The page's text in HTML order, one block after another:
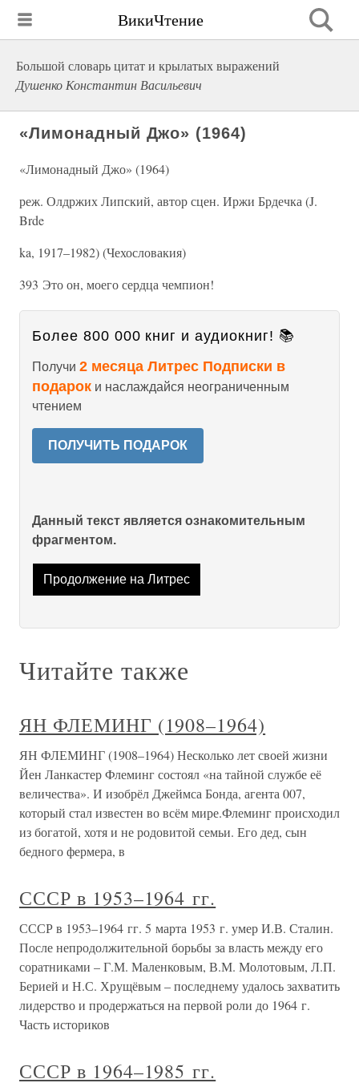
ВикиЧтение
Большой словарь цитат и крылатых выражений
Душенко Константин Васильевич
«Лимонадный Джо» (1964)
«Лимонадный Джо» (1964)
реж. Олдржих Липский, автор сцен. Иржи Брдечка (J.
Brde
ka, 1917–1982) (Чехословакия)
393 Это он, моего сердца чемпион!
Более 800 000 книг и аудиокниг! 📚
Получи 2 месяца Литрес Подписки в
подарок и наслаждайся неограниченным
чтением
ПОЛУЧИТЬ ПОДАРОК
Данный текст является ознакомительным
фрагментом.
Продолжение на Литрес
Читайте также
ЯН ФЛЕМИНГ (1908–1964)
ЯН ФЛЕМИНГ (1908–1964) Несколько лет своей жизни
Йен Ланкастер Флеминг состоял «на тайной службе её
величества». И изобрёл Джеймса Бонда, агента 007,
который стал известен во всём мире.Флеминг происходил
из богатой, хотя и не родовитой семьи. Его дед, сын
бедного фермера, в
СССР в 1953–1964 гг.
СССР в 1953–1964 гг. 5 марта 1953 г. умер И.В. Сталин.
После непродолжительной борьбы за власть между его
соратниками – Г.М. Маленковым, В.М. Молотовым, Л.П.
Берией и Н.С. Хрущёвым – последнему удалось захватить
лидерство и продержаться на первой роли до 1964 г.
Часть историков
СССР в 1964–1985 гг.